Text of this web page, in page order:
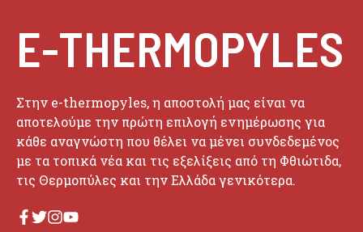
E-THERMOPYLES
Στην e-thermopyles, η αποστολή μας είναι να
αποτελούμε την πρώτη επιλογή ενημέρωσης για
κάθε αναγνώστη που θέλει να μένει συνδεδεμένος
με τα τοπικά νέα και τις εξελίξεις από τη Φθιώτιδα,
τις Θερμοπύλες και την Ελλάδα γενικότερα.